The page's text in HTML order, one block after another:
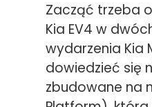
Zacząć trzeba
Kia EV4 w
wydarzenia Kia
dowiedzieć się
zbudowane na